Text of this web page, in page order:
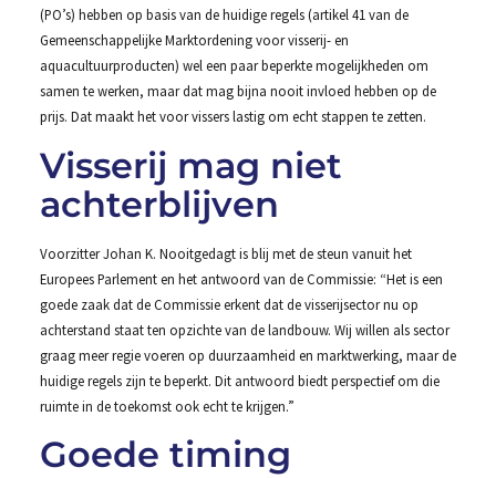
(PO’s) hebben op basis van de huidige regels (artikel 41 van de
Gemeenschappelijke Marktordening voor visserij- en
aquacultuurproducten) wel een paar beperkte mogelijkheden om
samen te werken, maar dat mag bijna nooit invloed hebben op de
prijs. Dat maakt het voor vissers lastig om echt stappen te zetten.
Visserij mag niet
achterblijven
Voorzitter Johan K. Nooitgedagt is blij met de steun vanuit het
Europees Parlement en het antwoord van de Commissie: “Het is een
goede zaak dat de Commissie erkent dat de visserijsector nu op
achterstand staat ten opzichte van de landbouw. Wij willen als sector
graag meer regie voeren op duurzaamheid en marktwerking, maar de
huidige regels zijn te beperkt. Dit antwoord biedt perspectief om die
ruimte in de toekomst ook echt te krijgen.”
Goede timing